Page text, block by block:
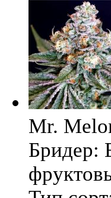
Mr.
Бридер: